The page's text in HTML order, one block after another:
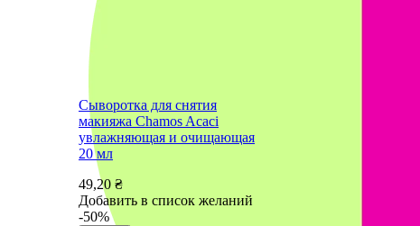
Сыворотка для снятия
макияжа Chamos Acaci
увлажняющая и очищающая
20 мл
49,20 ₴
Добавить в список желаний
-50%